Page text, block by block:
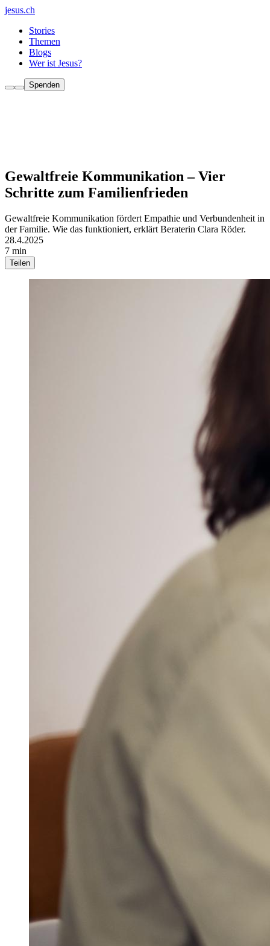
jesus.ch
Stories
Themen
Blogs
Wer ist Jesus?
Spenden
Gewaltfreie Kommunikation – Vier
Schritte zum Familienfrieden
Gewaltfreie Kommunikation fördert Empathie und Verbundenheit in
der Familie. Wie das funktioniert, erklärt Beraterin Clara Röder.
28.4.2025
7 min
Teilen